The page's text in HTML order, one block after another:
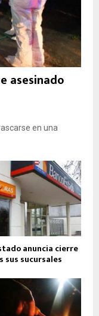
asesinado
en una
anuncia cierre
sus sucursales